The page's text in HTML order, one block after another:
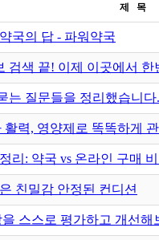
제 목
국의 답 - 파워약국
검색 끝! 이제 이곳에서
는 질문들을 정리했습니다.
활력, 영양제로 똑똑하게
리: 약국 vs 온라인 구매
친밀감 안정된 컨디션
스스로 평가하고 개선해